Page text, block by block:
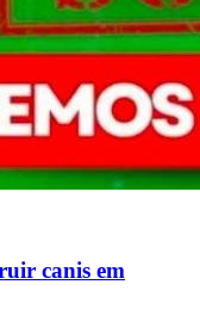
canis em